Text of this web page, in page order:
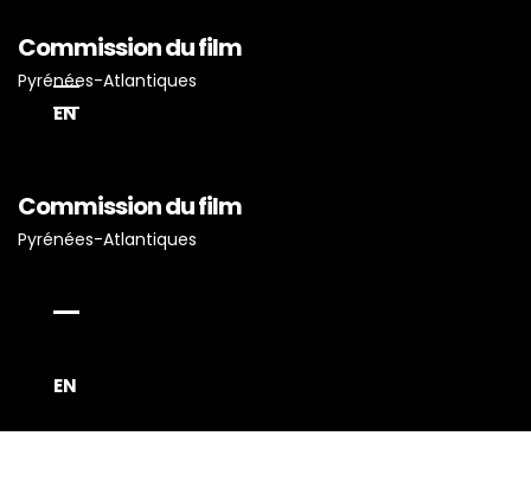
Commission du film
Pyrénées-Atlantiques
EN
Commission du film
Pyrénées-Atlantiques
EN
Accueil
Tournage ?